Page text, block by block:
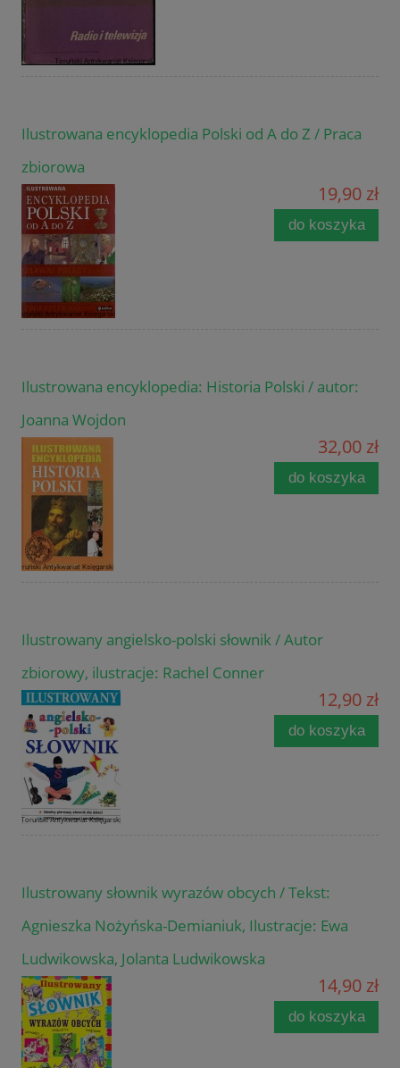
Ilustrowana encyklopedia Polski od A do Z / Praca
zbiorowa
19,90 zł
do koszyka
Ilustrowana encyklopedia: Historia Polski / autor:
Joanna Wojdon
32,00 zł
do koszyka
Ilustrowany angielsko-polski słownik / Autor
zbiorowy, ilustracje: Rachel Conner
12,90 zł
do koszyka
Ilustrowany słownik wyrazów obcych / Tekst:
Agnieszka Nożyńska-Demianiuk, Ilustracje: Ewa
Ludwikowska, Jolanta Ludwikowska
14,90 zł
do koszyka